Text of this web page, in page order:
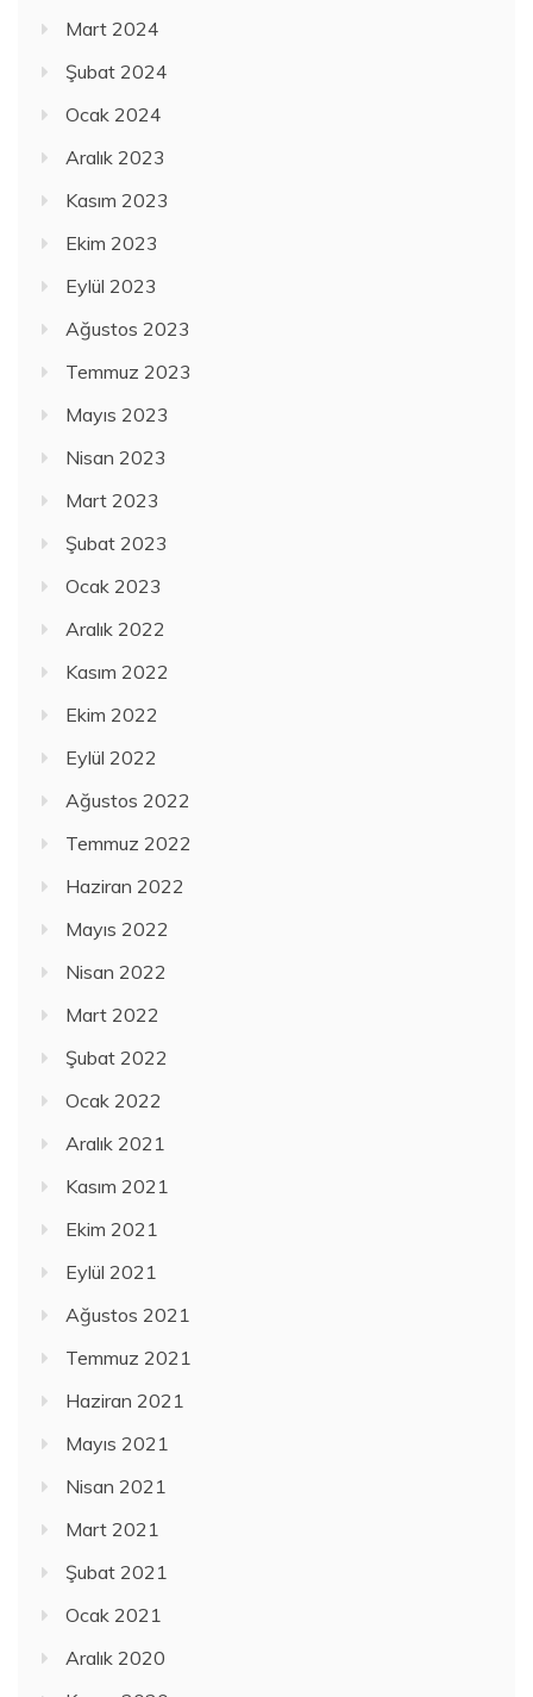
Mart 2024
Şubat 2024
Ocak 2024
Aralık 2023
Kasım 2023
Ekim 2023
Eylül 2023
Ağustos 2023
Temmuz 2023
Mayıs 2023
Nisan 2023
Mart 2023
Şubat 2023
Ocak 2023
Aralık 2022
Kasım 2022
Ekim 2022
Eylül 2022
Ağustos 2022
Temmuz 2022
Haziran 2022
Mayıs 2022
Nisan 2022
Mart 2022
Şubat 2022
Ocak 2022
Aralık 2021
Kasım 2021
Ekim 2021
Eylül 2021
Ağustos 2021
Temmuz 2021
Haziran 2021
Mayıs 2021
Nisan 2021
Mart 2021
Şubat 2021
Ocak 2021
Aralık 2020